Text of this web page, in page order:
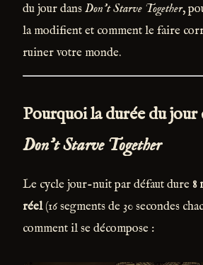
du jour dansDon’t Starve Together,
la modifient et comment le faire
ruiner votre monde.
Pourquoi la durée du jour
Don’t Starve Together
Le cycle jour-nuit par défaut dure 8
réel(16 segments de 30 secondes
comment il se décompose :